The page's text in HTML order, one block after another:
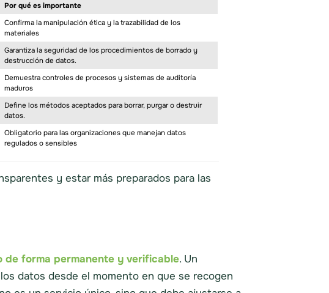
Por qué es importante
Confirma la manipulación ética y la trazabilidad de los
materiales
Garantiza la seguridad de los procedimientos de borrado y
destrucción de datos.
Demuestra controles de procesos y sistemas de auditoría
maduros
Define los métodos aceptados para borrar, purgar o destruir
datos.
Obligatorio para las organizaciones que manejan datos
regulados o sensibles
y estar más preparados para las
de forma permanente y verificable. Un
datos desde el momento en que se recogen